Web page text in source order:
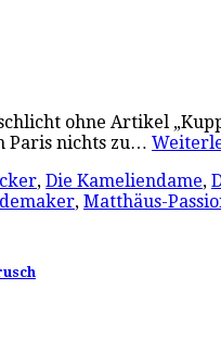
ohne Artikel
Paris nichts zu…
, Die Kameliendame,
, Matthäus-